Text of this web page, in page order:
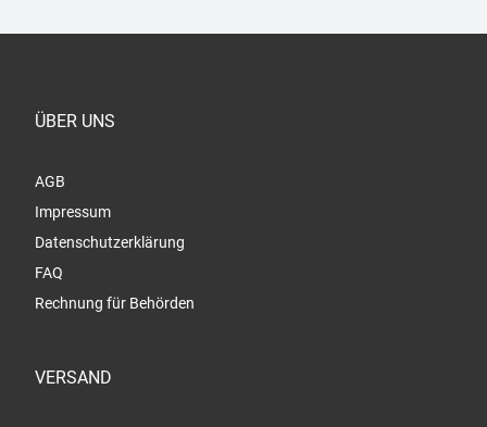
ÜBER UNS
AGB
Impressum
Datenschutzerklärung
FAQ
Rechnung für Behörden
VERSAND